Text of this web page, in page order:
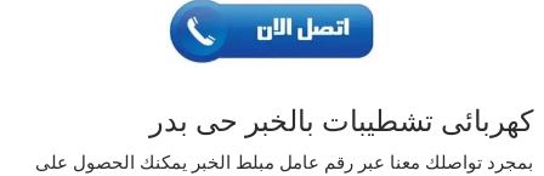
كهربائى تشطيبات بالخبر حى بدر
بمجرد تواصلك معنا عبر رقم عامل مبلط الخبر يمكنك الحصول على